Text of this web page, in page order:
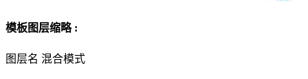
模板图层缩略 :
图层名 混合模式